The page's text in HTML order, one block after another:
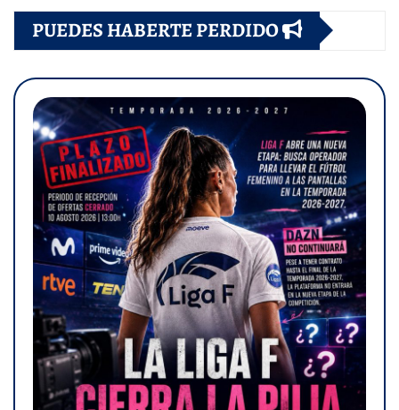
PUEDES HABERTE PERDIDO